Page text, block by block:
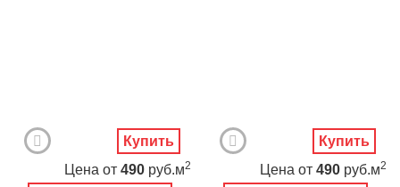
Цена от 490 руб.м2
Купить
Цена от 490 руб.м2
Купить